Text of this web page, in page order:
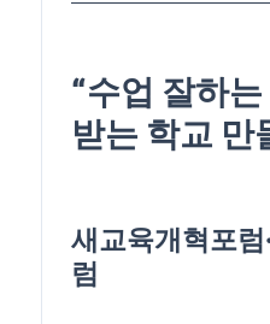
“수업 잘하는
받는 학교 만
새교육개혁포
럼